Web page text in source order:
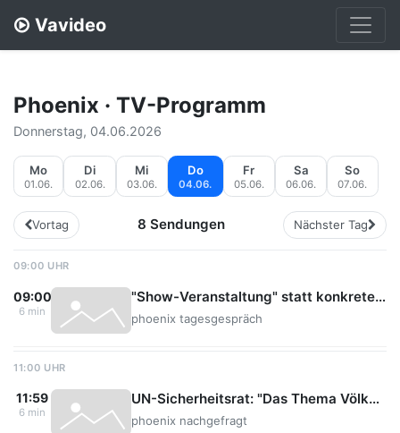
Vavideo
Phoenix · TV-Programm
Donnerstag, 04.06.2026
Mo
01.06.
Di
02.06.
Mi
03.06.
Do
04.06.
Fr
05.06.
Sa
06.06.
So
07.06.
Vortag 8 Sendungen Nächster Tag
09:00 UHR
09:00
6 min
"Show-Veranstaltung" statt konkreter wirtschaftspolitischer Strategien?
phoenix tagesgespräch
11:00 UHR
11:59
6 min
UN-Sicherheitsrat: "Das Thema Völkerrecht nicht unterschätzen"
phoenix nachgefragt